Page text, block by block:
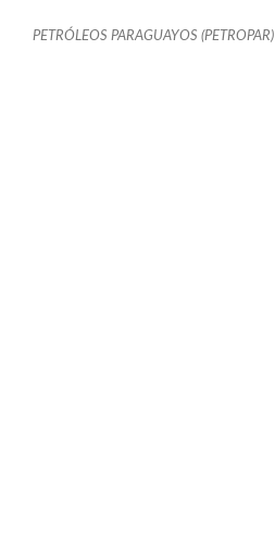
PETRÓLEOS PARAGUAYOS (PETROPAR)